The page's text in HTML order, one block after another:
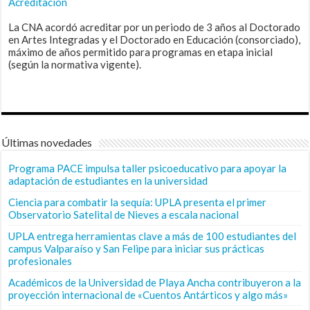
La CNA acordó acreditar por un periodo de 3 años al Doctorado
en Artes Integradas y el Doctorado en Educación (consorciado),
máximo de años permitido para programas en etapa inicial
(según la normativa vigente).
Últimas novedades
Programa PACE impulsa taller psicoeducativo para apoyar la
adaptación de estudiantes en la universidad
Ciencia para combatir la sequía: UPLA presenta el primer
Observatorio Satelital de Nieves a escala nacional
UPLA entrega herramientas clave a más de 100 estudiantes del
campus Valparaíso y San Felipe para iniciar sus prácticas
profesionales
Académicos de la Universidad de Playa Ancha contribuyeron a la
proyección internacional de «Cuentos Antárticos y algo más»